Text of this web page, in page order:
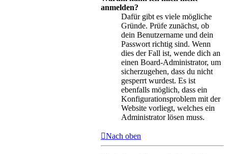
anmelden?
Dafür gibt es viele mögliche
Gründe. Prüfe zunächst, ob
dein Benutzername und dein
Passwort richtig sind. Wenn
dies der Fall ist, wende dich an
einen Board-Administrator, um
sicherzugehen, dass du nicht
gesperrt wurdest. Es ist
ebenfalls möglich, dass ein
Konfigurationsproblem mit der
Website vorliegt, welches ein
Administrator lösen muss.
Nach oben